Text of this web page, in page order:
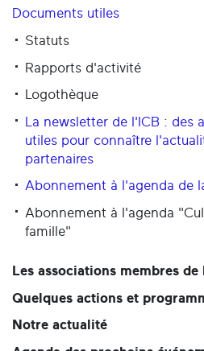
Documents utiles
Statuts
Rapports d'activité
Logothèque
La newsletter de l'ICB : des
utiles pour connaître
partenaires
Abonnement à l'agenda de
Abonnement à l'agenda
famille"
Les associations membres de
Quelques actions et
Notre actualité